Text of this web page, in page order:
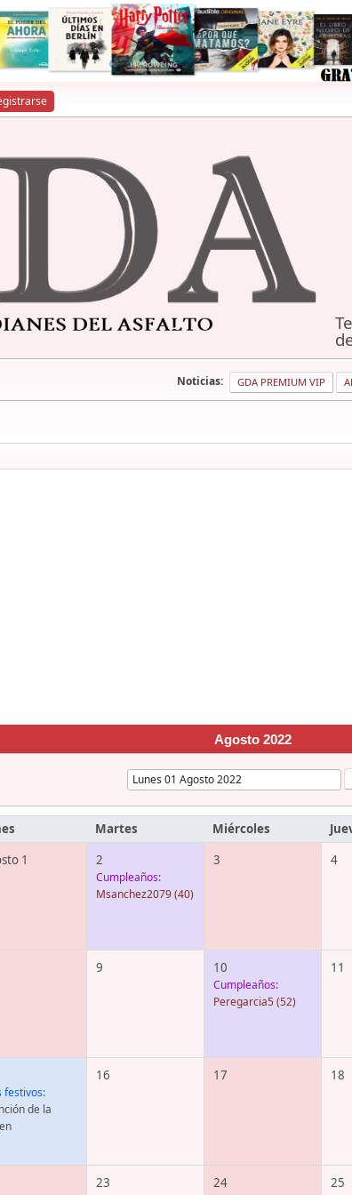
Noticias: GDA PREMIUM VIP
Agosto 2022
Martes Miércoles
1 2
Cumpleaños:
Msanchez2079(40)
3 4
9 10
Cumpleaños:
Peregarcia5 (52)
11
festivos:
de la
16 17 18
23 24 25